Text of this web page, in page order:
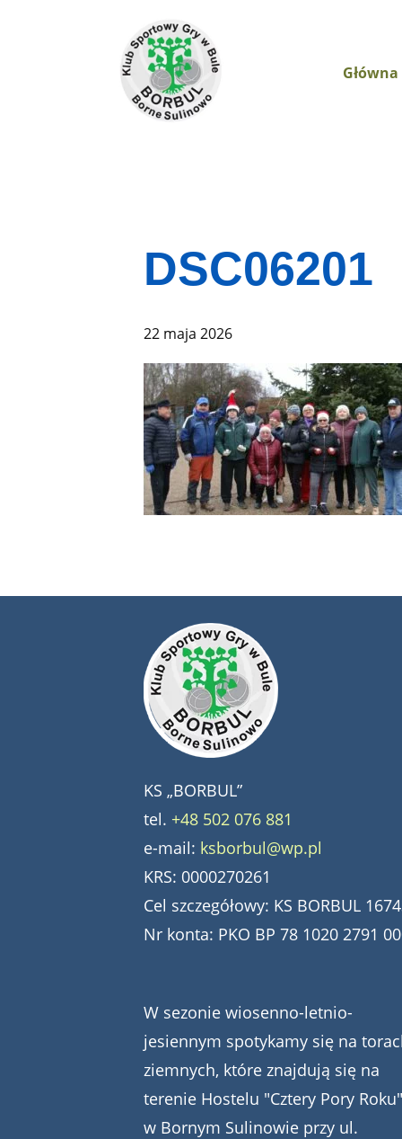
Główna
DSC06201
22 maja 2026
KS „BORBUL”
tel. +48 502 076 881
e-mail: ksborbul@wp.pl
KRS: 0000270261
Cel szczegółowy: KS BORBUL
Nr konta: PKO BP 78 1020 2791
W sezonie wiosenno-letnio-
jesiennym spotykamy się na
ziemnych, które znajdują się na
terenie Hostelu "Cztery Pory Roku"
w Bornym Sulinowie przy ul.